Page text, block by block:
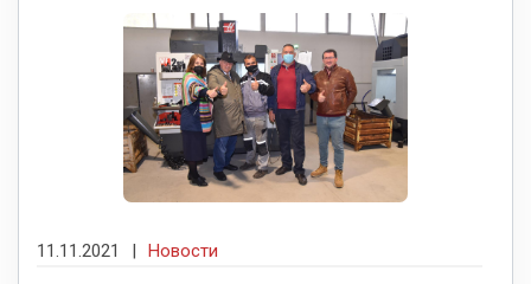
11.11.2021 | Новости